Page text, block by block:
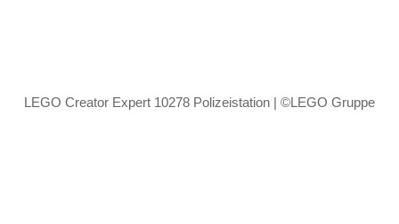
LEGO Creator Expert 10278 Polizeistation | ©LEGO Gruppe